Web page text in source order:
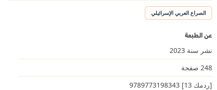
الصراع العربي الإسرائيلي
عن الطبعة
نشر سنة 2023
248 صفحة
[ردمك 13] 9789773198343